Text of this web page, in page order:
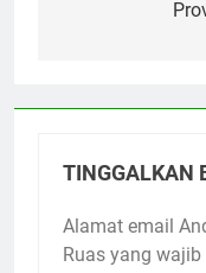
TINGGALKAN
Alamat email
Ruas yang